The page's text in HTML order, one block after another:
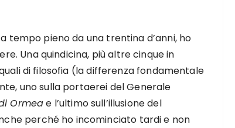
tempo pieno da una trentina d’anni, ho
Una quindicina, più altre cinque in
di filosofia (la differenza fondamentale
uno sulla portaerei del Generale
Ormeae l’ultimo sull’illusione del
perché ho incominciato tardi e non